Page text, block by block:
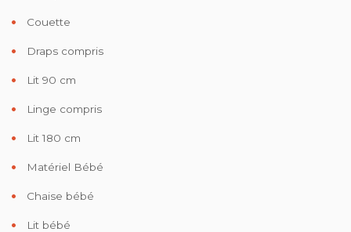
Couette
Draps compris
Lit 90 cm
Linge compris
Lit 180 cm
Matériel Bébé
Chaise bébé
Lit bébé